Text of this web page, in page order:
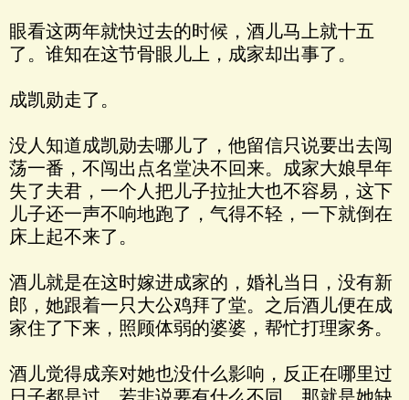
眼看这两年就快过去的时候，酒儿马上就十五
了。谁知在这节骨眼儿上，成家却出事了。
成凯勋走了。
没人知道成凯勋去哪儿了，他留信只说要出去闯
荡一番，不闯出点名堂决不回来。成家大娘早年
失了夫君，一个人把儿子拉扯大也不容易，这下
儿子还一声不响地跑了，气得不轻，一下就倒在
床上起不来了。
酒儿就是在这时嫁进成家的，婚礼当日，没有新
郎，她跟着一只大公鸡拜了堂。之后酒儿便在成
家住了下来，照顾体弱的婆婆，帮忙打理家务。
酒儿觉得成亲对她也没什么影响，反正在哪里过